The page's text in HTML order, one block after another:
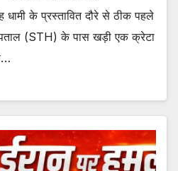
धामी के प्रस्तावित दौरे से ठीक पहले
(STH) के पास खड़ी एक क्रेटा